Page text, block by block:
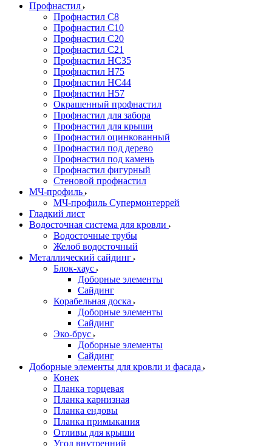
Профнастил
Профнастил С8
Профнастил С10
Профнастил С20
Профнастил С21
Профнастил НС35
Профнастил Н75
Профнастил HC44
Профнастил Н57
Окрашенный профнастил
Профнастил для забора
Профнастил для крыши
Профнастил оцинкованный
Профнастил под дерево
Профнастил под камень
Профнастил фигурный
Стеновой профнастил
МЧ-профиль
МЧ-профиль Супермонтеррей
Гладкий лист
Водосточная система для кровли
Водосточные трубы
Желоб водосточный
Металлический сайдинг
Блок-хаус
Доборные элементы
Сайдинг
Корабельная доска
Доборные элементы
Сайдинг
Эко-брус
Доборные элементы
Сайдинг
Доборные элементы для кровли и фасада
Конек
Планка торцевая
Планка карнизная
Планка ендовы
Планка примыкания
Отливы для крыши
Угол внутренний